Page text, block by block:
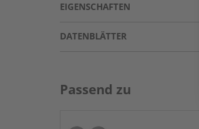
EIGENSCHAFTEN
DATENBLÄTTER
Passend zu